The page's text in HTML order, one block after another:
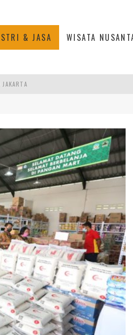
& JASA WISATA